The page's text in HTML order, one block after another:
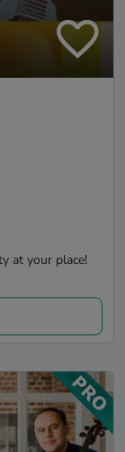
at your place!